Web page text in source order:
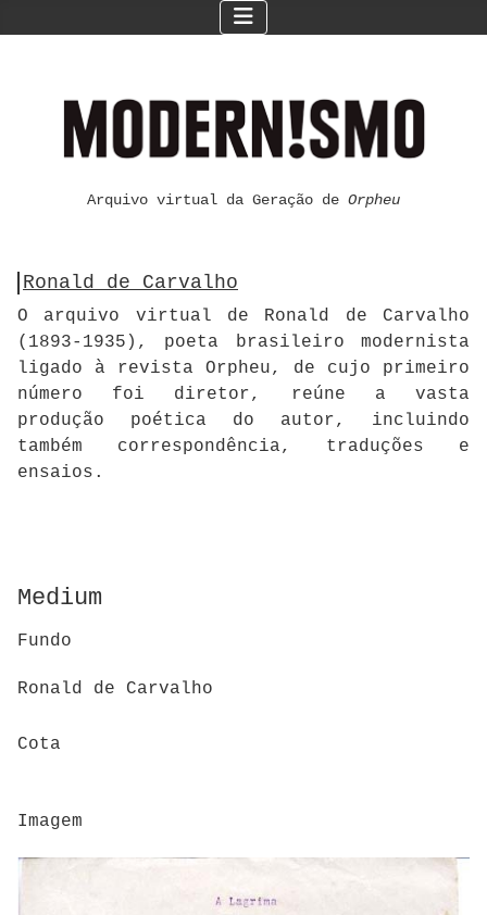
Arquivo virtual da Geração de Orpheu
Ronald de Carvalho
O arquivo virtual de Ronald de Carvalho
(1893-1935), poeta brasileiro modernista
ligado à revista Orpheu, de cujo primeiro
número foi diretor, reúne a vasta
produção poética do autor, incluindo
também correspondência, traduções e
ensaios.
Medium
Fundo
Ronald de Carvalho
Cota
Imagem